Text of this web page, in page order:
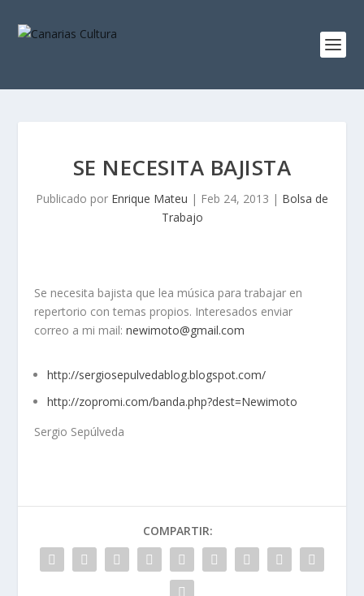
SE NECESITA BAJISTA
Publicado por Enrique Mateu | Feb 24, 2013 | Bolsa de
Trabajo
Se necesita bajista que lea música para trabajar en
repertorio con temas propios. Interesados enviar
correo a mi mail:newimoto@gmail.com
http://sergiosepulvedablog.blogspot.com/
http://zopromi.com/banda.php?dest=Newimoto
Sergio Sepúlveda
COMPARTIR: